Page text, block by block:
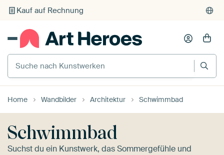
Individueller Druck auf Bestellung
Suche nach Kunstwerken
Home Wandbilder Architektur Schwimmbad
Schwimmbad
Suchst du ein Kunstwerk, das Sommergefühle und